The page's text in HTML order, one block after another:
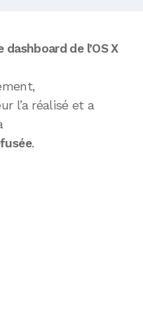
de l’OS X
l’a réalisé et a
.